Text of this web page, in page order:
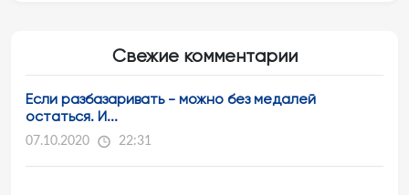
Свежие комментарии
Если разбазаривать - можно без медалей
остаться. И...
07.10.2020 22:31